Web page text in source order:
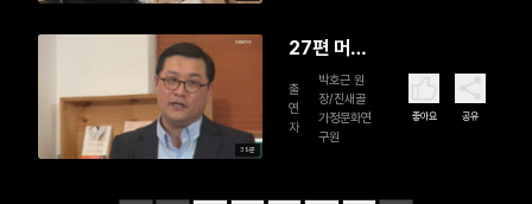
39분
27편 머
리 아픈 남
편 가슴 아
픈 아내(1)
출
연
자
박호근 원
장/진새골
가정문화연
구원
좋아요 공유